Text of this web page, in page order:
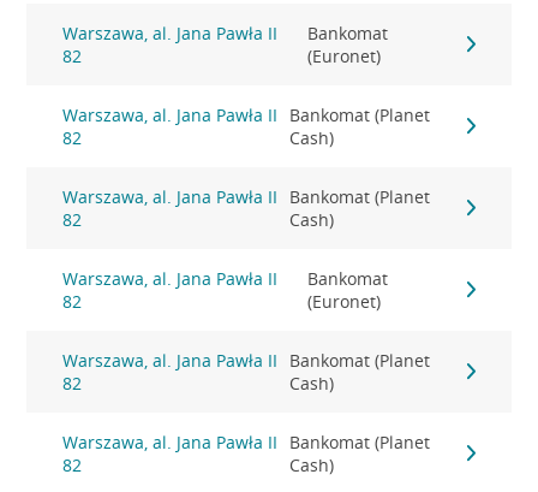
Warszawa, al. Jana Pawła II
82
Bankomat
(Euronet)
Warszawa, al. Jana Pawła II
82
Bankomat (Planet
Cash)
Warszawa, al. Jana Pawła II
82
Bankomat (Planet
Cash)
Warszawa, al. Jana Pawła II
82
Bankomat
(Euronet)
Warszawa, al. Jana Pawła II
82
Bankomat (Planet
Cash)
Warszawa, al. Jana Pawła II
82
Bankomat (Planet
Cash)